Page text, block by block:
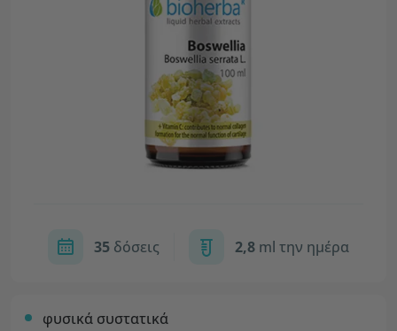
35 δόσεις 2,8 ml την ημέρα
φυσικά συστατικά